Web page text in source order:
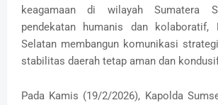
keagamaan di wilayah Sumatera
pendekatan humanis dan kolaboratif,
Selatan membangun komunikasi
stabilitas daerah tetap aman dan
Pada Kamis (19/2/2026), Kapolda